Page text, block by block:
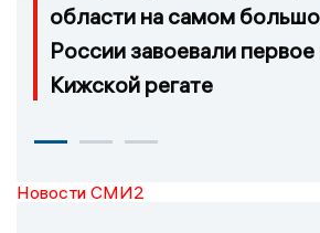
области на самом
России завоевали
Кижской регате
Новости СМИ2